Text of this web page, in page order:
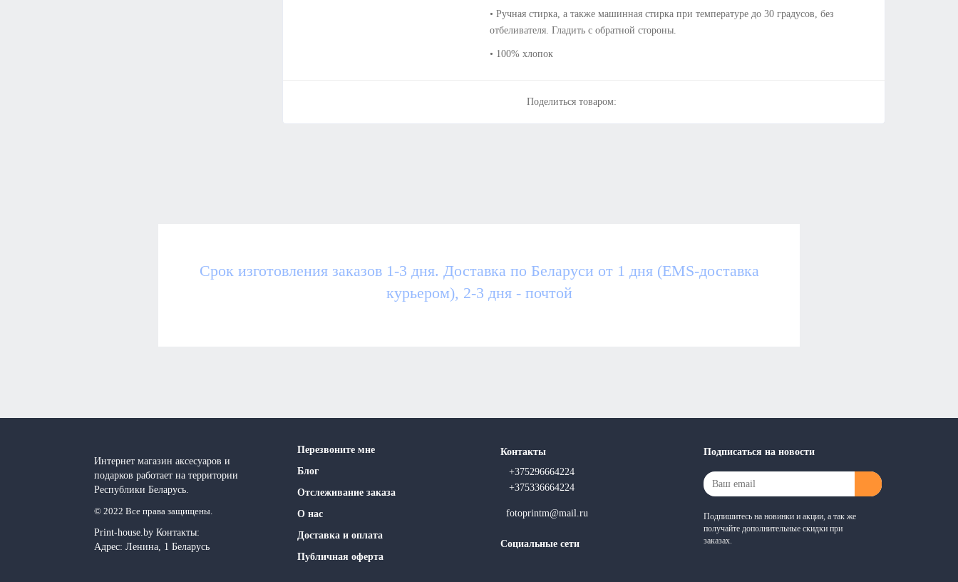
• Ручная стирка, а также машинная стирка при температуре до 30 градусов, без
отбеливателя. Гладить с обратной стороны.
• 100% хлопок
Поделиться товаром:
Срок изготовления заказов 1-3 дня. Доставка по Беларуси от 1 дня (EMS-доставка
курьером), 2-3 дня - почтой
Интернет магазин аксесуаров и
подарков работает на территории
Реcпублики Беларусь.
© 2022 Все права защищены.
Print-house.by Контакты:
Адрес: Ленина, 1 Беларусь
Перезвоните мне
Блог
Отслеживание заказа
О нас
Доставка и оплата
Публичная оферта
Контакты
+375296664224
+375336664224
fotoprintm@mail.ru
Социальные сети
Подписаться на новости
Подпишитесь на новинки и акции, а так же
получайте дополнительные скидки при
заказах.